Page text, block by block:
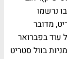
נרשמו
מדובר
בפברואר
בוול סטריט